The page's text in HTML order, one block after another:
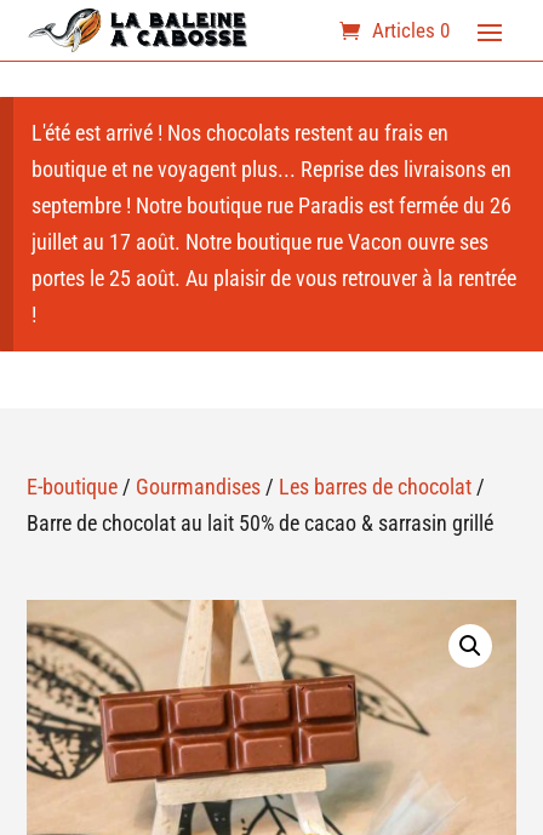
Articles 0
L'été est arrivé ! Nos chocolats restent au frais en
boutique et ne voyagent plus... Reprise des livraisons en
septembre ! Notre boutique rue Paradis est fermée du 26
juillet au 17 août. Notre boutique rue Vacon ouvre ses
portes le 25 août. Au plaisir de vous retrouver à la rentrée
!
E-boutique/ Gourmandises/ Les barres de chocolat/
Barre de chocolat au lait 50% de cacao & sarrasin grillé